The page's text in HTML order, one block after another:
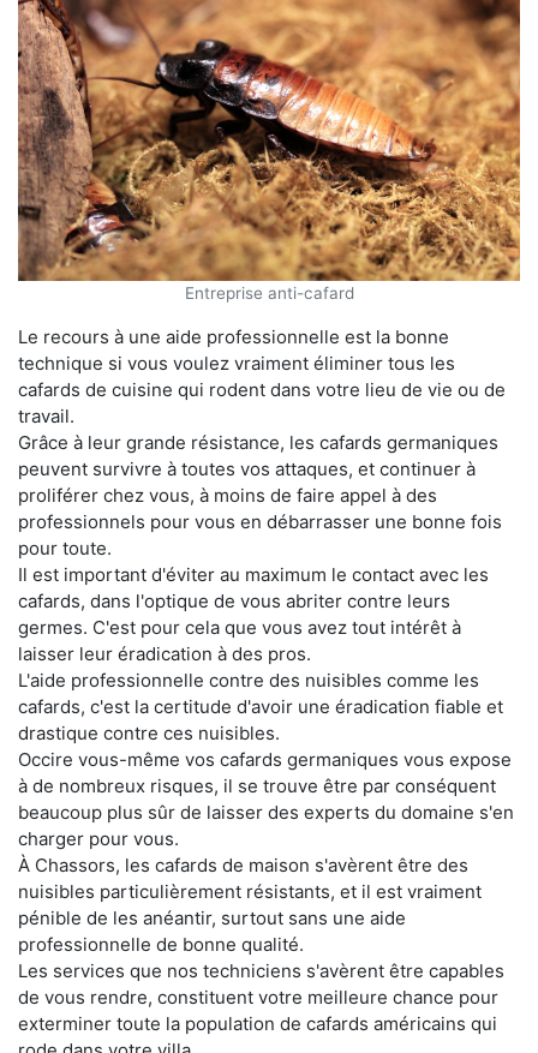
Entreprise anti-cafard
Le recours à une aide professionnelle est la bonne
technique si vous voulez vraiment éliminer tous les
cafards de cuisine qui rodent dans votre lieu de vie ou de
travail.
Grâce à leur grande résistance, les cafards germaniques
peuvent survivre à toutes vos attaques, et continuer à
proliférer chez vous, à moins de faire appel à des
professionnels pour vous en débarrasser une bonne fois
pour toute.
Il est important d'éviter au maximum le contact avec les
cafards, dans l'optique de vous abriter contre leurs
germes. C'est pour cela que vous avez tout intérêt à
laisser leur éradication à des pros.
L'aide professionnelle contre des nuisibles comme les
cafards, c'est la certitude d'avoir une éradication fiable et
drastique contre ces nuisibles.
Occire vous-même vos cafards germaniques vous expose
à de nombreux risques, il se trouve être par conséquent
beaucoup plus sûr de laisser des experts du domaine s'en
charger pour vous.
À Chassors, les cafards de maison s'avèrent être des
nuisibles particulièrement résistants, et il est vraiment
pénible de les anéantir, surtout sans une aide
professionnelle de bonne qualité.
Les services que nos techniciens s'avèrent être capables
de vous rendre, constituent votre meilleure chance pour
exterminer toute la population de cafards américains qui